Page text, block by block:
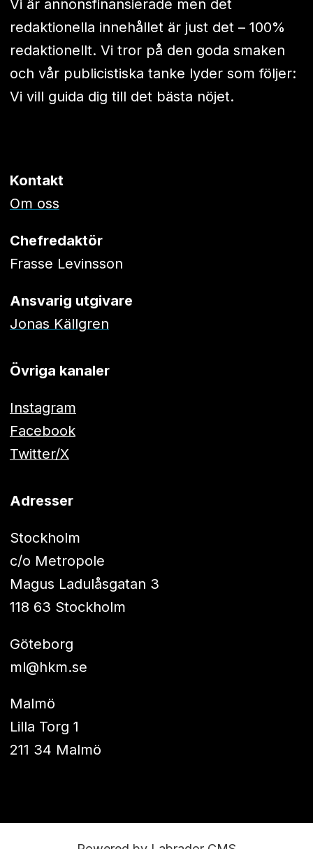
Vi är annonsfinansierade men det
redaktionella innehållet är just det – 100%
redaktionellt. Vi tror på den goda smaken
och vår publicistiska tanke lyder som följer:
Vi vill guida dig till det bästa nöjet.
Kontakt
Om oss
Chefredaktör
Frasse Levinsson
Ansvarig utgivare
Jonas Källgren
Övriga kanaler
Instagram
Facebook
Twitter/X
Adresser
Stockholm
c/o Metropole
Magus Ladulåsgatan 3
118 63 Stockholm
Göteborg
ml@hkm.se
Malmö
Lilla Torg 1
211 34 Malmö